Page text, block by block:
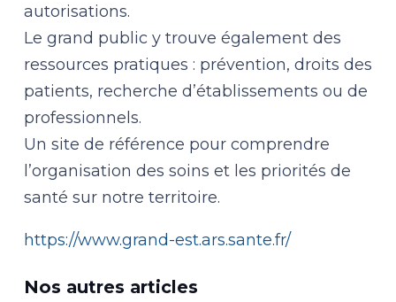
autorisations.
Le grand public y trouve également des
ressources pratiques : prévention, droits des
patients, recherche d’établissements ou de
professionnels.
Un site de référence pour comprendre
l’organisation des soins et les priorités de
santé sur notre territoire.
https://www.grand-est.ars.sante.fr/
Nos autres articles